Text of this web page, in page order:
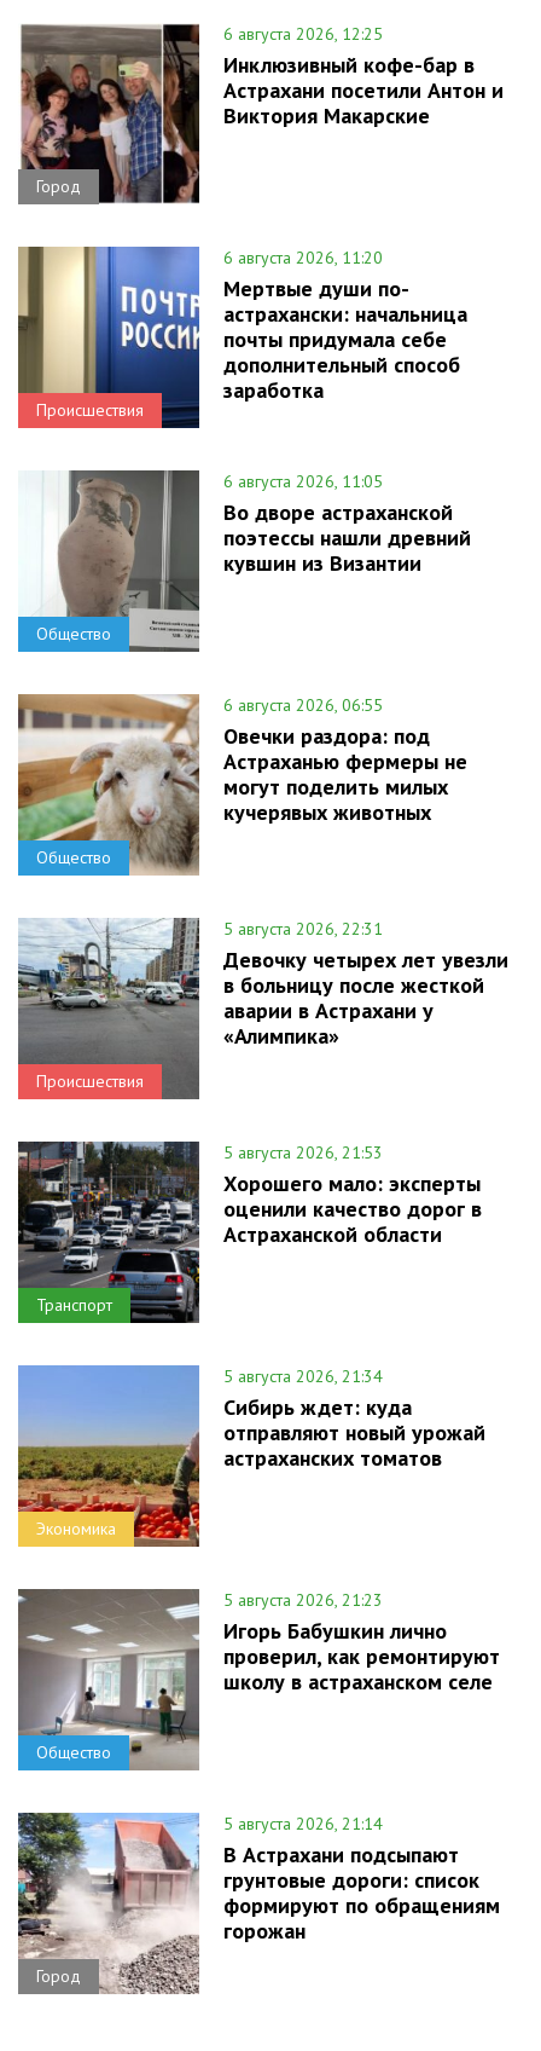
Город
6 августа 2026, 12:25
Инклюзивный кофе-бар в
Астрахани посетили Антон и
Виктория Макарские
Происшествия
6 августа 2026, 11:20
Мертвые души по-
астрахански: начальница
почты придумала себе
дополнительный способ
заработка
Общество
6 августа 2026, 11:05
Во дворе астраханской
поэтессы нашли древний
кувшин из Византии
Общество
6 августа 2026, 06:55
Овечки раздора: под
Астраханью фермеры не
могут поделить милых
кучерявых животных
Происшествия
5 августа 2026, 22:31
Девочку четырех лет увезли
в больницу после жесткой
аварии в Астрахани у
«Алимпика»
Транспорт
5 августа 2026, 21:53
Хорошего мало: эксперты
оценили качество дорог в
Астраханской области
Экономика
5 августа 2026, 21:34
Сибирь ждет: куда
отправляют новый урожай
астраханских томатов
Общество
5 августа 2026, 21:23
Игорь Бабушкин лично
проверил, как ремонтируют
школу в астраханском селе
Город
5 августа 2026, 21:14
В Астрахани подсыпают
грунтовые дороги: список
формируют по обращениям
горожан